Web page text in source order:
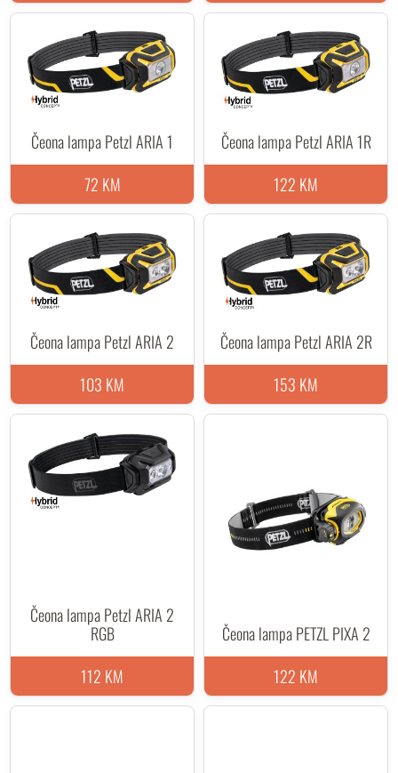
Čeona lampa Petzl ARIA 1
72 KM
Čeona lampa Petzl ARIA 1R
122 KM
Čeona lampa Petzl ARIA 2
103 KM
Čeona lampa Petzl ARIA 2R
153 KM
Čeona lampa Petzl ARIA 2
RGB
112 KM
Čeona lampa PETZL PIXA 2
122 KM